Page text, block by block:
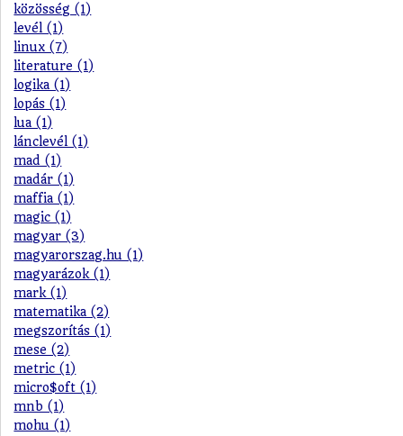
közösség (1)
levél (1)
linux (7)
literature (1)
logika (1)
lopás (1)
lua (1)
lánclevél (1)
mad (1)
madár (1)
maffia (1)
magic (1)
magyar (3)
magyarorszag.hu (1)
magyarázok (1)
mark (1)
matematika (2)
megszorítás (1)
mese (2)
metric (1)
micro$oft (1)
mnb (1)
mohu (1)